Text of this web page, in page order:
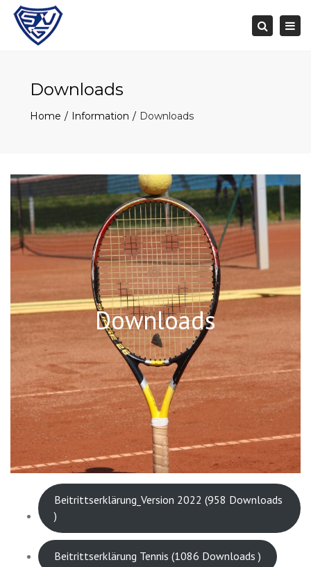
Downloads
Home Information Downloads
Downloads
Beitrittserklärung_Version 2022 (958 Downloads
)
Beitrittserklärung Tennis (1086 Downloads )